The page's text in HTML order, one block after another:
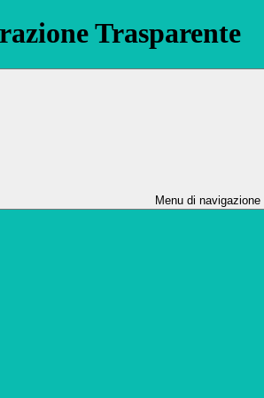
Trasparente
Menu di navigazione